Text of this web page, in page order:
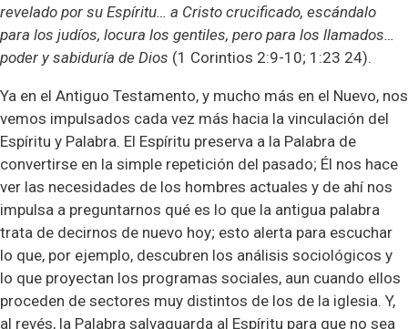
revelado por su Espíritu… a Cristo crucificado, escándalo
para los judíos, locura los gentiles, pero para los llamados…
poder y sabiduría de Dios (1 Corintios 2:9-10; 1:23 24).
Ya en el Antiguo Testamento, y mucho más en el Nuevo, nos
vemos impulsados cada vez más hacia la vinculación del
Espíritu y Palabra. El Espíritu preserva a la Palabra de
convertirse en la simple repetición del pasado; Él nos hace
ver las necesidades de los hombres actuales y de ahí nos
impulsa a preguntarnos qué es lo que la antigua palabra
trata de decirnos de nuevo hoy; esto alerta para escuchar
lo que, por ejemplo, descubren los análisis sociológicos y
lo que proyectan los programas sociales, aun cuando ellos
proceden de sectores muy distintos de los de la iglesia. Y,
al revés, la Palabra salvaguarda al Espíritu para que no sea